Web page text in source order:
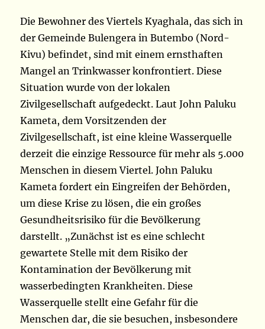
Die Bewohner des Viertels Kyaghala, das sich in
der Gemeinde Bulengera in Butembo (Nord-
Kivu) befindet, sind mit einem ernsthaften
Mangel an Trinkwasser konfrontiert. Diese
Situation wurde von der lokalen
Zivilgesellschaft aufgedeckt. Laut John Paluku
Kameta, dem Vorsitzenden der
Zivilgesellschaft, ist eine kleine Wasserquelle
derzeit die einzige Ressource für mehr als 5.000
Menschen in diesem Viertel. John Paluku
Kameta fordert ein Eingreifen der Behörden,
um diese Krise zu lösen, die ein großes
Gesundheitsrisiko für die Bevölkerung
darstellt. „Zunächst ist es eine schlecht
gewartete Stelle mit dem Risiko der
Kontamination der Bevölkerung mit
wasserbedingten Krankheiten. Diese
Wasserquelle stellt eine Gefahr für die
Menschen dar, die sie besuchen, insbesondere